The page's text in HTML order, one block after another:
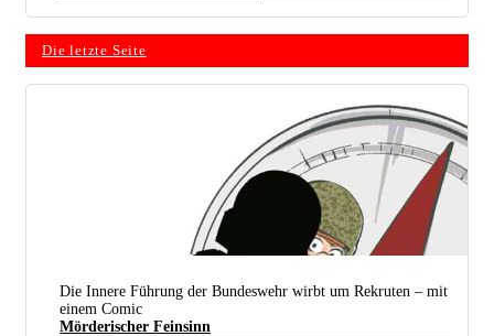
(Foto: UZ)
Die letzte Seite
Die Innere Führung der Bundeswehr wirbt um Rekruten – mit
einem Comic
Mörderischer Feinsinn